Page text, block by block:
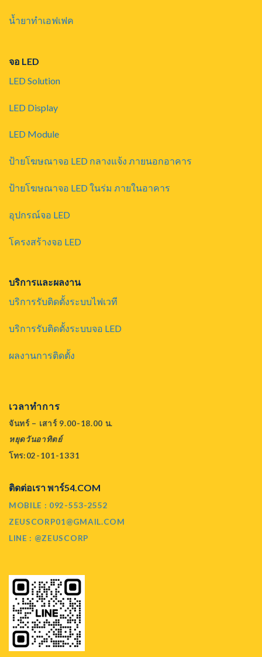
น้ำยาทำเอฟเฟค
จอ LED
LED Solution
LED Display
LED Module
ป้ายโฆษณาจอ LED กลางแจ้ง ภายนอกอาคาร
ป้ายโฆษณาจอ LED ในร่ม ภายในอาคาร
อุปกรณ์จอ LED
โครงสร้างจอ LED
บริการและผลงาน
บริการรับติดตั้งระบบไฟเวที
บริการรับติดตั้งระบบจอ LED
ผลงานการติดตั้ง
เวลาทำการ
จันทร์ – เสาร์ 9.00-18.00 น.
หยุดวันอาทิตย์
โทร:02-101-1331
ติดต่อเรา พาร์54.COM
MOBILE : 092-553-2552
ZEUSCORP01@GMAIL.COM
LINE : @ZEUSCORP